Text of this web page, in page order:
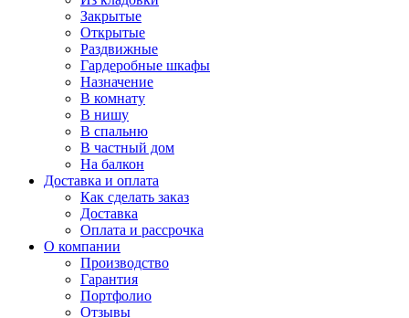
Закрытые
Открытые
Раздвижные
Гардеробные шкафы
Назначение
В комнату
В нишу
В спальню
В частный дом
На балкон
Доставка и оплата
Как сделать заказ
Доставка
Оплата и рассрочка
О компании
Производство
Гарантия
Портфолио
Отзывы